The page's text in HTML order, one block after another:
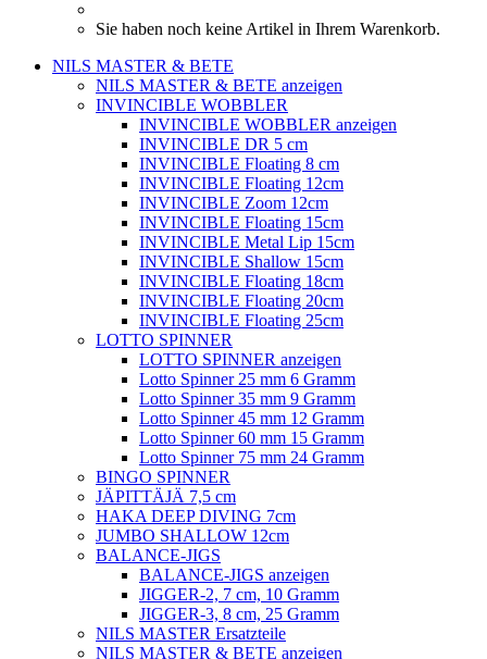
Sie haben noch keine Artikel in Ihrem Warenkorb.
NILS MASTER & BETE
NILS MASTER & BETE anzeigen
INVINCIBLE WOBBLER
INVINCIBLE WOBBLER anzeigen
INVINCIBLE DR 5 cm
INVINCIBLE Floating 8 cm
INVINCIBLE Floating 12cm
INVINCIBLE Zoom 12cm
INVINCIBLE Floating 15cm
INVINCIBLE Metal Lip 15cm
INVINCIBLE Shallow 15cm
INVINCIBLE Floating 18cm
INVINCIBLE Floating 20cm
INVINCIBLE Floating 25cm
LOTTO SPINNER
LOTTO SPINNER anzeigen
Lotto Spinner 25 mm 6 Gramm
Lotto Spinner 35 mm 9 Gramm
Lotto Spinner 45 mm 12 Gramm
Lotto Spinner 60 mm 15 Gramm
Lotto Spinner 75 mm 24 Gramm
BINGO SPINNER
JÄPITTÄJÄ 7,5 cm
HAKA DEEP DIVING 7cm
JUMBO SHALLOW 12cm
BALANCE-JIGS
BALANCE-JIGS anzeigen
JIGGER-2, 7 cm, 10 Gramm
JIGGER-3, 8 cm, 25 Gramm
NILS MASTER Ersatzteile
NILS MASTER & BETE anzeigen